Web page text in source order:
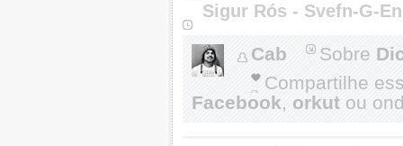
Sigur Rós - Svefn-G-
Cab Sobre
Compartilhe
Facebook, orkut ou